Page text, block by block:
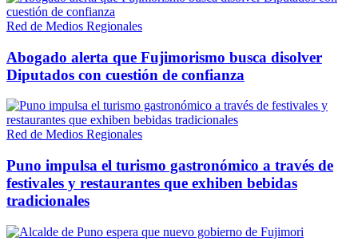
Red de Medios Regionales
Abogado alerta que Fujimorismo busca disolver
Diputados con cuestión de confianza
Red de Medios Regionales
Puno impulsa el turismo gastronómico a través de
festivales y restaurantes que exhiben bebidas
tradicionales